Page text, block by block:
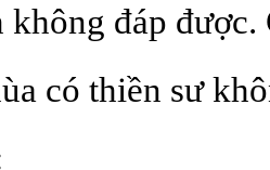
không đáp
có thiền sư